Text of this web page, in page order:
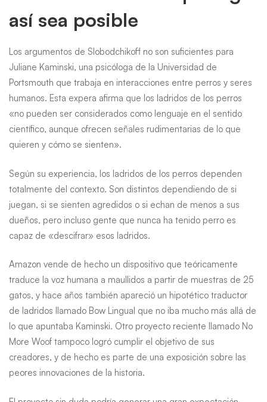
así sea posible
Los argumentos de Slobodchikoff no son suficientes para
Juliane Kaminski, una psicóloga de la Universidad de
Portsmouth que trabaja en interacciones entre perros y seres
humanos. Esta expera afirma que los ladridos de los perros
«no pueden ser considerados como lenguaje en el sentido
científico, aunque ofrecen señales rudimentarias de lo que
quieren y cómo se sienten».
Según su experiencia, los ladridos de los perros dependen
totalmente del contexto. Son distintos dependiendo de si
juegan, si se sienten agredidos o si echan de menos a sus
dueños, pero incluso gente que nunca ha tenido perro es
capaz de «descifrar» esos ladridos.
Amazon vende de hecho un dispositivo que teóricamente
traduce la voz humana a maullidos a partir de muestras de 25
gatos, y hace años también apareció un hipotético traductor
de ladridos llamado Bow Lingual que no iba mucho más allá de
lo que apuntaba Kaminski. Otro proyecto reciente llamado No
More Woof tampoco logró cumplir el objetivo de sus
creadores, y de hecho es parte de una exposición sobre las
peores innovaciones de la historia.